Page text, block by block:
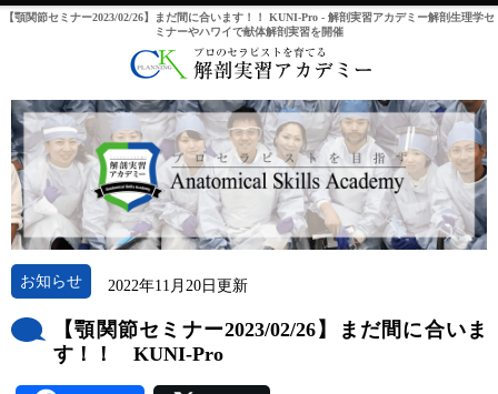
【顎関節セミナー2023/02/26】まだ間に合います！！ KUNI-Pro - 解剖実習アカデミー解剖生理学セ
ミナーやハワイで献体解剖実習を開催
お知らせ 2022年11月20日更新
【顎関節セミナー2023/02/26】まだ間に合いま
す！！ KUNI-Pro